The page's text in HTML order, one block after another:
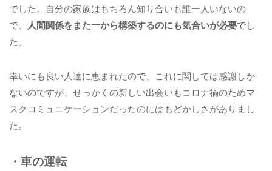
でした。自分の家族はもちろん知り合いも誰一人いないの
で、
人間関係をまた一から構築するのにも気合いが必要でし
た。
幸いにも良い人達に恵まれたので、これに関しては感謝しか
ないのですが、せっかくの新しい出会いもコロナ禍のためマ
スクコミュニケーションだったのにはもどかしさがありまし
た。
・車の運転